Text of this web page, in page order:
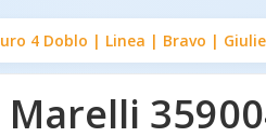
4 Doblo | Linea | Bravo |